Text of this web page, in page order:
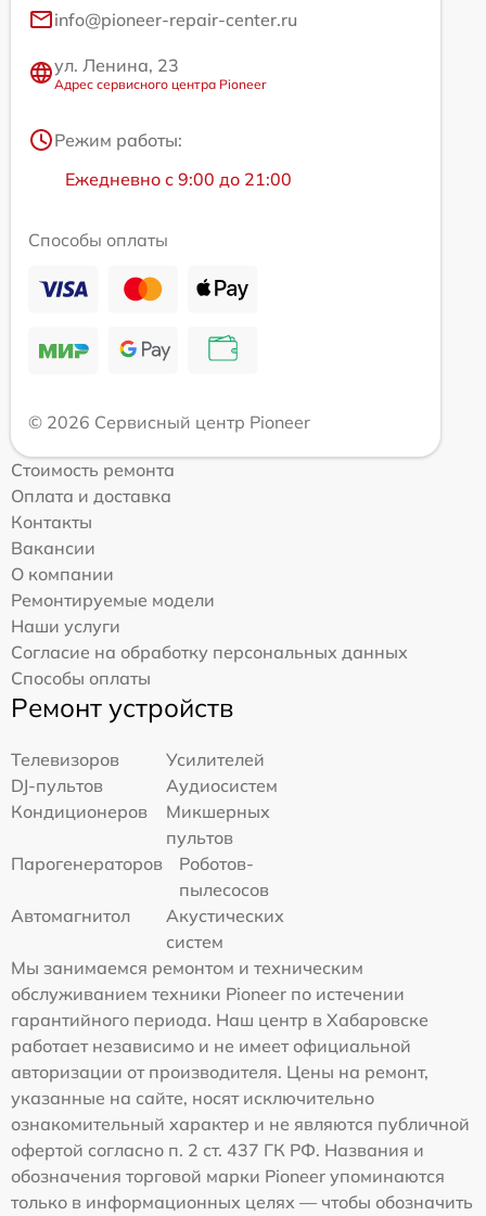
info@pioneer-repair-center.ru
ул. Ленина, 23
Адрес сервисного центра Pioneer
Режим работы:
Ежедневно с 9:00 до 21:00
Способы оплаты
© 2026 Сервисный центр Pioneer
Стоимость ремонта
Оплата и доставка
Контакты
Вакансии
О компании
Ремонтируемые модели
Наши услуги
Согласие на обработку персональных данных
Способы оплаты
Ремонт устройств
Телевизоров
Усилителей
DJ-пультов
Аудиосистем
Кондиционеров
Микшерных
пультов
Парогенераторов
Роботов-
пылесосов
Автомагнитол
Акустических
систем
Мы занимаемся ремонтом и техническим
обслуживанием техники Pioneer по истечении
гарантийного периода. Наш центр в Хабаровске
работает независимо и не имеет официальной
авторизации от производителя. Цены на ремонт,
указанные на сайте, носят исключительно
ознакомительный характер и не являются публичной
офертой согласно п. 2 ст. 437 ГК РФ. Названия и
обозначения торговой марки Pioneer упоминаются
только в информационных целях — чтобы обозначить